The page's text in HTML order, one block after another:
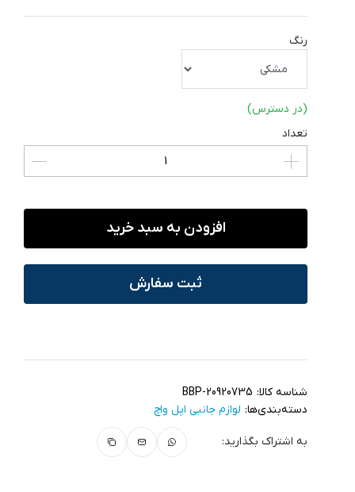
رنگ
(در دسترس)
تعداد
افزودن به سبد خرید
ثبت سفارش
شناسه کالا: BBP-20920735
دسته‌بندی‌ها: لوازم جانبی اپل واچ
به اشتراک بگذارید: